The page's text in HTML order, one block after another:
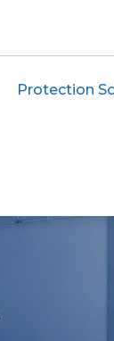
Protection